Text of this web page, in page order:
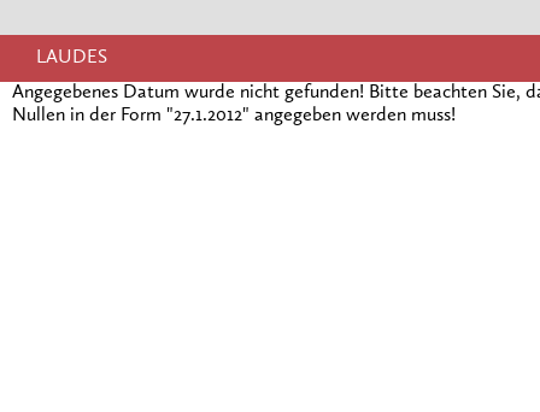
LAUDES
Angegebenes Datum wurde nicht gefunden! Bitte beachten Sie,
Nullen in der Form "27.1.2012" angegeben werden muss!